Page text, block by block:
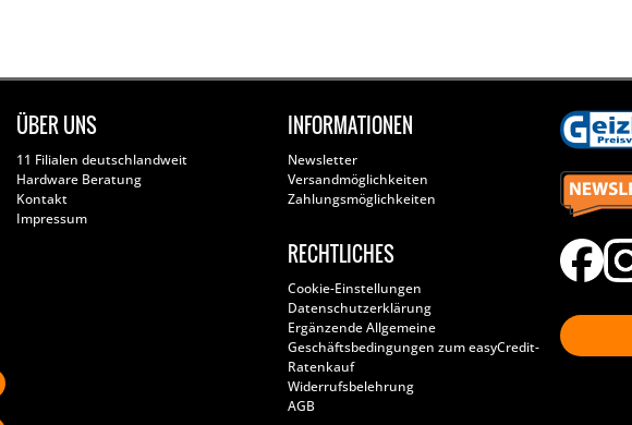
ÜBER UNS
11 Filialen deutschlandweit
Hardware Beratung
Kontakt
Impressum
INFORMATIONEN
Newsletter
Versandmöglichkeiten
Zahlungsmöglichkeiten
RECHTLICHES
Cookie-Einstellungen
Datenschutzerklärung
Ergänzende Allgemeine
Geschäftsbedingungen zum easyCredit-
Ratenkauf
Widerrufsbelehrung
AGB